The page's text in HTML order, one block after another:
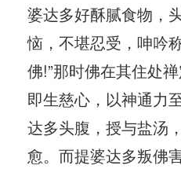
婆达多好酥腻食物，
恼，不堪忍受，呻吟
佛!”那时佛在其住处
即生慈心，以神通力
达多头腹，授与盐汤
愈。而提婆达多叛佛